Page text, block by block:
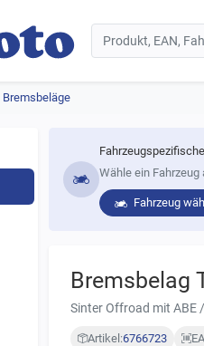
Bremsbeläge
Wähle ein
Fahrzeug
Bremsbelag
Sinter Offroad mit ABE /
Artikel:6766723